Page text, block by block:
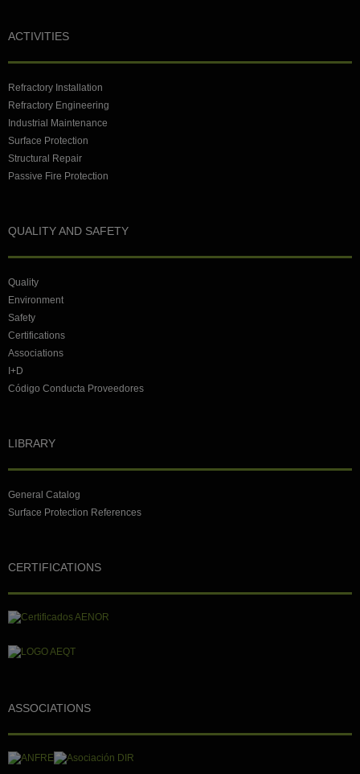
ACTIVITIES
Refractory Installation
Refractory Engineering
Industrial Maintenance
Surface Protection
Structural Repair
Passive Fire Protection
QUALITY AND SAFETY
Quality
Environment
Safety
Certifications
Associations
I+D
Código Conducta Proveedores
LIBRARY
General Catalog
Surface Protection References
CERTIFICATIONS
ASSOCIATIONS